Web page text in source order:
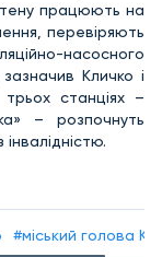
працюють на
перевіряють
насосного
Кличко і
станціях –
– розпочнуть
#міський голова